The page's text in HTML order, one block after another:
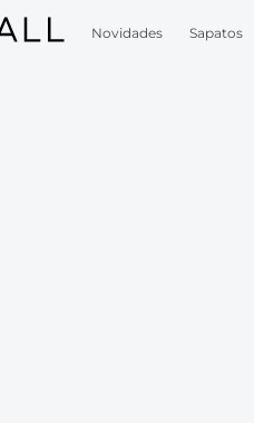
Novidades Sapatos